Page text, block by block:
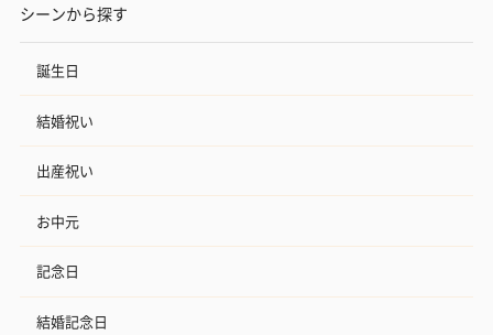
シーンから探す
誕生日
結婚祝い
出産祝い
お中元
記念日
結婚記念日